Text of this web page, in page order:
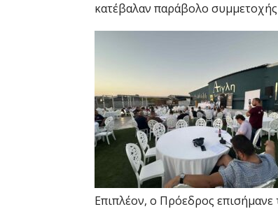
κατέβαλαν παράβολο
Επιπλέον, ο Πρόεδρος